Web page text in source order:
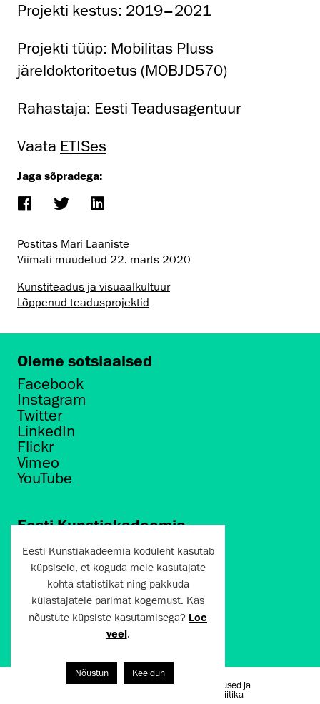
Projekti kestus: 2019–2021
Projekti tüüp: Mobilitas Pluss
järeldoktoritoetus (MOBJD570)
Rahastaja: Eesti Teadusagentuur
Vaata ETISes
Jaga sõpradega:
Postitas Mari Laaniste
Viimati muudetud 22. märts 2020
Kunstiteadus ja visuaalkultuur
Lõppenud teadusprojektid
Oleme sotsiaalsed
Facebook
Instagram
Twitter
LinkedIn
Flickr
Vimeo
YouTube
Eesti Kunstiakadeemia
Põhja puiestee 7
Tallinn 10412
artun@artun.ee
+372 6267301
Liitu uudiskirjaga!
Kasutustingimused ja
privaatsuspoliitika
Eesti Kunstiakadeemia koduleht kasutab
küpsiseid, et koguda meie kasutajate
kohta statistikat ning pakkuda
külastajatele parimat kogemust. Kas
nõustute küpsiste kasutamisega? Loe
veel.
Nõustun Keeldun